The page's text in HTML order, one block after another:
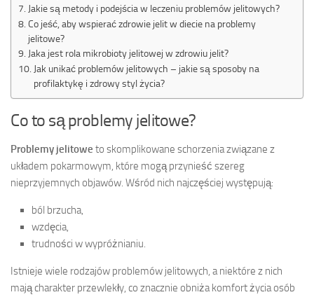
Jakie są metody i podejścia w leczeniu problemów jelitowych?
Co jeść, aby wspierać zdrowie jelit w diecie na problemy
jelitowe?
Jaka jest rola mikrobioty jelitowej w zdrowiu jelit?
Jak unikać problemów jelitowych – jakie są sposoby na
profilaktykę i zdrowy styl życia?
Co to są problemy jelitowe?
Problemy jelitowe to skomplikowane schorzenia związane z
układem pokarmowym, które mogą przynieść szereg
nieprzyjemnych objawów. Wśród nich najczęściej występują:
ból brzucha,
wzdęcia,
trudności w wypróżnianiu.
Istnieje wiele rodzajów problemów jelitowych, a niektóre z nich
mają charakter przewlekły, co znacznie obniża komfort życia osób